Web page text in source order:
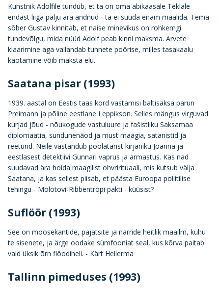
Kunstnik Adolfile tundub, et ta on oma abikaasale Teklale
endast liiga palju ära andnud - ta ei suuda enam maalida. Tema
sõber Gustav kinnitab, et naise minevikus on rohkemgi
tundevõlgu, mida nüüd Adolf peab kinni maksma. Arvete
klaarimine aga vallandab tunnete pöörise, milles tasakaalu
kaotamine võib maksta elu.
Saatana pisar (1993)
1939. aastal on Eestis taas kord vastamisi baltisaksa parun
Preimann ja põline eestlane Leppikson. Selles mängus virguvad
kurjad jõud - nõukogude vastuluure ja fašistliku Saksamaa
diplomaatia, sundunenäod ja must maagia, satanistid ja
reeturid. Neile vastandub poolatarist kirjaniku Joanna ja
eestlasest detektiivi Gunnari vaprus ja armastus. Kas nad
suudavad ära hoida maagilist ohvrirituaali, mis kutsub välja
Saatana, ja kas sellest piisab, et päästa Euroopa poliitilise
tehingu - Molotovi-Ribbentropi pakti - küüsist?
Suflöör (1993)
See on moosekantide, pajatsite ja narride heitlik maailm, kuhu
te sisenete, ja ärge oodake sümfooniat seal, kus kõrva paitab
vaid üksik õrn flöödiheli. - Kärt Hellerma
Tallinn pimeduses (1993)